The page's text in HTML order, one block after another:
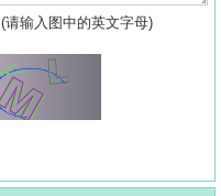
(请输入图中的英文字母)